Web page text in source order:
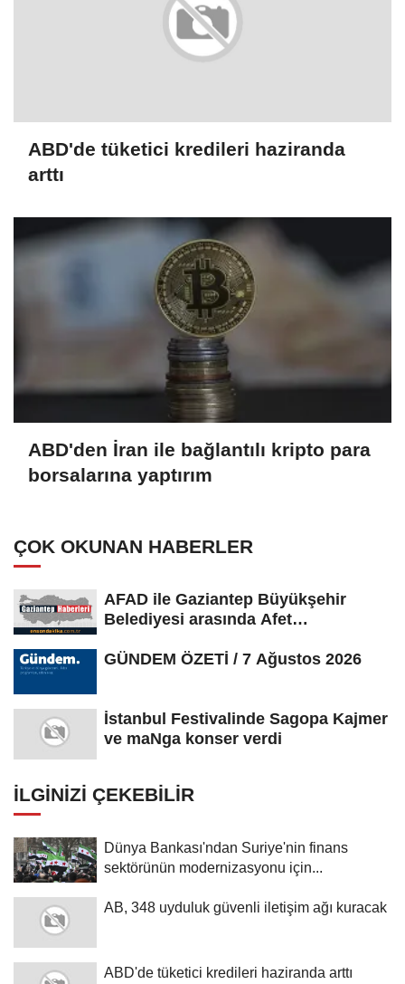
ABD'de tüketici kredileri haziranda
arttı
ABD'den İran ile bağlantılı kripto para
borsalarına yaptırım
ÇOK OKUNAN HABERLER
AFAD ile Gaziantep Büyükşehir
Belediyesi arasında Afet
GÜNDEM ÖZETİ / 7 Ağustos 2026
İstanbul Festivalinde Sagopa Kajmer
ve maNga konser verdi
İLGINIZI ÇEKEBILIR
Dünya Bankası'ndan Suriye'nin finans
sektörünün modernizasyonu için...
AB, 348 uyduluk güvenli iletişim ağı kuracak
ABD'de tüketici kredileri haziranda arttı